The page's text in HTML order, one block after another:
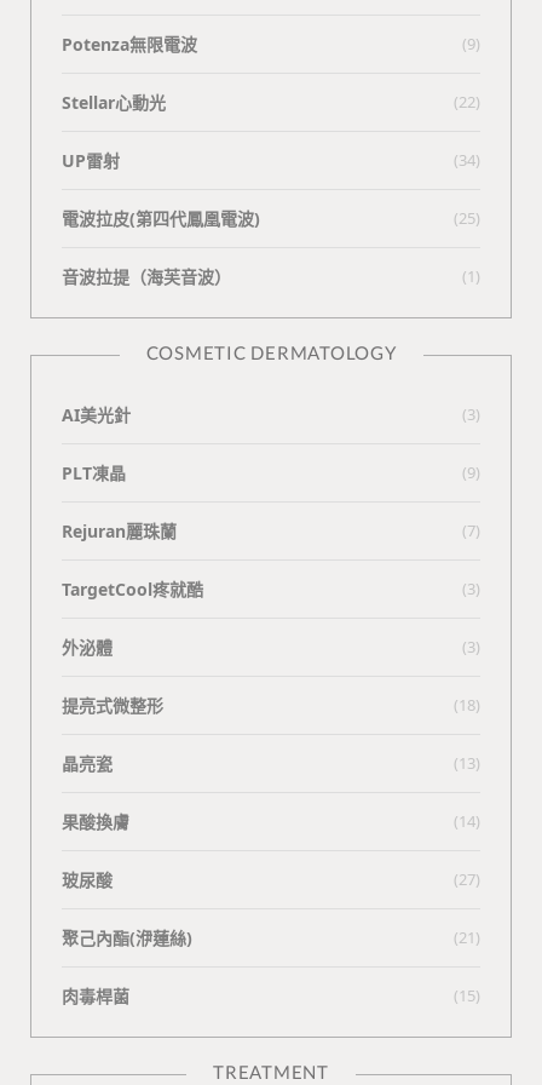
Potenza無限電波 (9)
Stellar心動光 (22)
UP雷射 (34)
電波拉皮(第四代鳳凰電波) (25)
⾳波拉提（海芙⾳波） (1)
COSMETIC DERMATOLOGY
AI美光針 (3)
PLT凍晶 (9)
Rejuran麗珠蘭 (7)
TargetCool疼就酷 (3)
外泌體 (3)
提亮式微整形 (18)
晶亮瓷 (13)
果酸換膚 (14)
玻尿酸 (27)
聚己內酯(洢蓮絲) (21)
肉毒桿菌 (15)
TREATMENT